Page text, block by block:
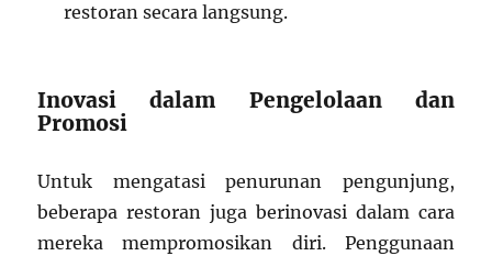
restoran secara langsung.
Inovasi dalam Pengelolaan dan
Promosi
Untuk mengatasi penurunan pengunjung,
beberapa restoran juga berinovasi dalam cara
mereka mempromosikan diri. Penggunaan